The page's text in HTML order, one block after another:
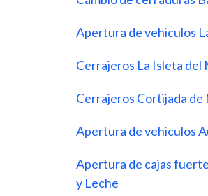
Apertura de vehiculos
Cerrajeros La Isleta del
Cerrajeros Cortijada de
Apertura de vehiculos
Apertura de cajas
y Leche